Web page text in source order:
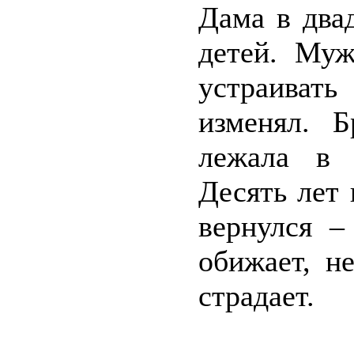
Дама в
детей.
изменял.
лежала в
Десять
вернулся
обижает,
страдает.